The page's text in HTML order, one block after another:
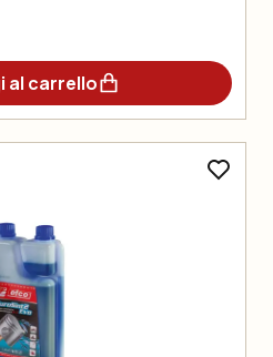
al carrello